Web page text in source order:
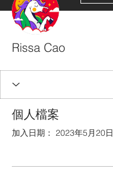
Rissa Cao
個人檔案
加入日期： 2023年5月20日